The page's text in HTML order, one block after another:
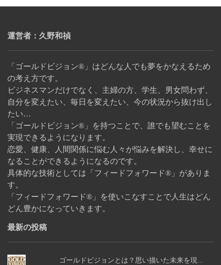
運営者：久野和禎
「ゴールドビジョン®」はどんな人でも夢をかなえるため
の考え方です。
ビジネスマンだけでなく、主婦の方、学生、男女問わず、
自分を変えたい、毎日を変えたい、今の状況から抜け出し
たい…
「ゴールドビジョン®」を持つことで、誰でも望むことを
実現できるようになります。
恋愛、健康、人間関係に悩む人々が悩みを解決し、幸せに
なることができるようになるのです。
具体的な技術としては「フィードフォワード®」がありま
す。
「フィードフォワード®」を使いこなすことで人生はどん
どん豊かになっていきます。
最新の投稿
ゴールドビジョンとは？思い描いた未来を現...